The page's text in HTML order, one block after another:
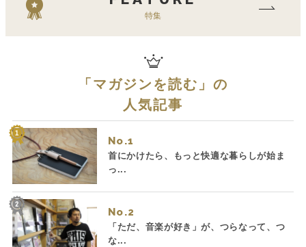
特集
「 マガジンを読む 」の
人気記事
No.
首にかけたら、もっと快適な暮らしが始ま
っ...
No.
「ただ、音楽が好き」が、つらなって、つ
な...